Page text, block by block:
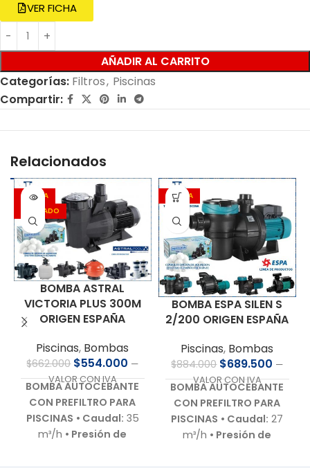
VER FICHA
AÑADIR AL CARRITO
Categorías: Filtros, Piscinas
Compartir:
Relacionados
OFERTA
AGOTADO
BOMBA ASTRAL
VICTORIA PLUS 300M
ORIGEN ESPAÑA
Piscinas, Bombas
$662.000 $554.000 —
VALOR CON IVA
BOMBA AUTOCEBANTE
CON PREFILTRO PARA
PISCINAS • Caudal: 35
m³/h • Presión de
Motor:3,0 HP – 220 V –
OFERTA
BOMBA ESPA SILEN S
2/200 ORIGEN ESPAÑA
Piscinas, Bombas
$884.000 $689.500 —
VALOR CON IVA
BOMBA AUTOCEBANTE
CON PREFILTRO PARA
PISCINAS • Caudal: 27
m³/h • Presión de
Motor:2,0 HP – 220 V –